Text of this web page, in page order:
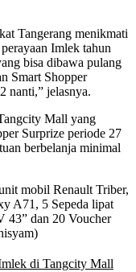
Tangerang menikmati
Imlek tahun
bisa dibawa pulang
Smart Shopper
nanti,” jelasnya.
Mall yang
Surprize periode 27
berbelanja minimal
mobil Renault Triber,
A71, 5 Sepeda lipat
43” dan 20 Voucher
di Tangcity Mall